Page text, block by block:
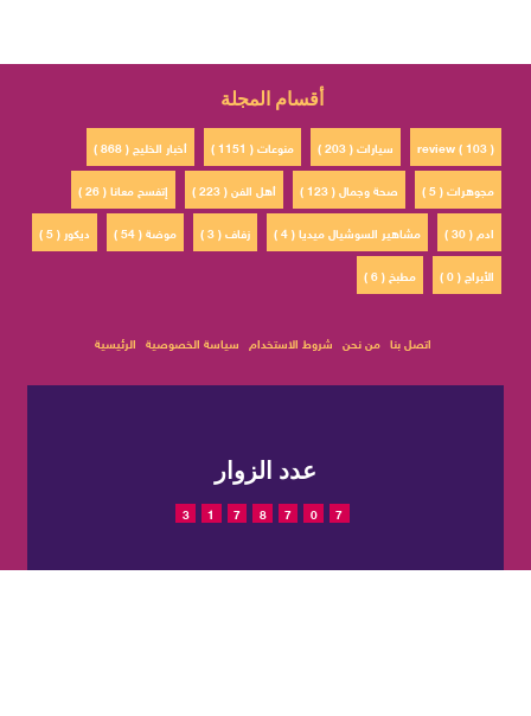
أقسام المجلة
أخبار الخليج ( 868 ) منوعات ( 1151 ) سيارات ( 203 )
review ( 103 )
إتفسح معانا ( 26 )
أهل الفن ( 223 ) صحة وجمال ( 123 )
مجوهرات ( 5 )
ديكور ( 5 )
موضة ( 54 ) زفاف ( 3 ) مشاهير السوشيال ميديا ( 4 )
ادم ( 30 )
مطبخ ( 6 )
الأبراج ( 0 )
الرئيسية سياسة الخصوصية شروط الاستخدام من نحن اتصل بنا
عدد الزوار
3 1 7 8 7 0 7